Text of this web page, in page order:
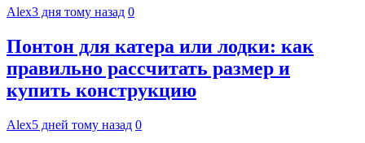
Alex3 дня тому назад 0
Понтон для катера или лодки: как
правильно рассчитать размер и
купить конструкцию
Alex5 дней тому назад 0